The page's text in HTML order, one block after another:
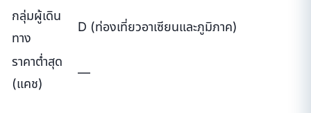
กลุ่มผู้เดิน
ทาง
D (ท่องเที่ยวอาเซียนและภูมิภาค)
ราคาต่ำสุด
(แคช)
—